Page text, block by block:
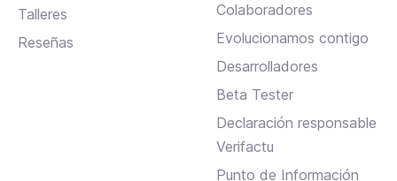
Talleres
Reseñas
Colaboradores
Evolucionamos contigo
Desarrolladores
Beta Tester
Declaración responsable
Verifactu
Punto de Información